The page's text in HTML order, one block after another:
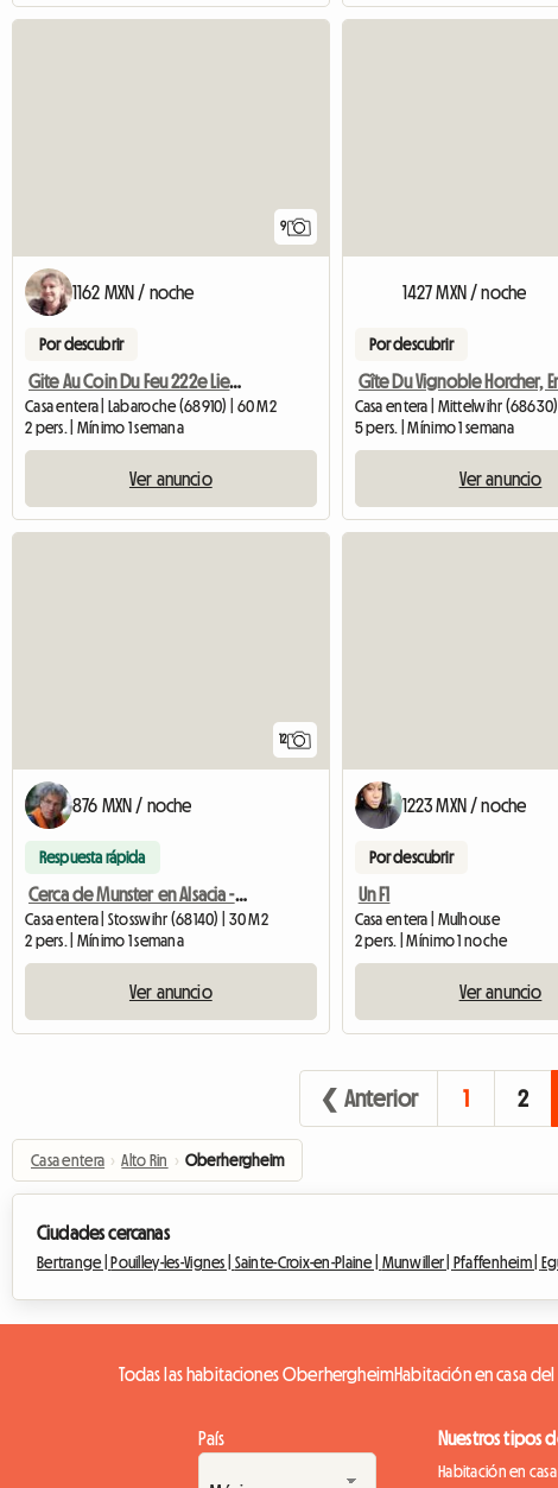
9
1162 MXN / noche
Por descubrir
Gite Au Coin Du Feu 222e Lieu -dit Made 68910 Labaroche
Casa entera | Labaroche (68910) | 60 M2
2 pers. | Mínimo 1 semana
Ver anuncio
1427 MXN / noche
Por descubrir
Casa entera | Mittelwihr (68630)
5 pers. | Mínimo 1 semana
Ver anuncio
12
876 MXN / noche
Respuesta rápida
Cerca de Munster en Alsacia - 2 personas
Casa entera | Stosswihr (68140) | 30 M2
2 pers. | Mínimo 1 semana
Ver anuncio
1223 MXN / noche
Por descubrir
Un F1
Casa entera | Mulhouse
2 pers. | Mínimo 1 noche
Ver anuncio
❮ Anterior 1 2
Casa entera › Alto Rin › Oberhergheim
Ciudades cercanas
Bertrange | Pouilley-les-Vignes | Sainte-Croix-en-Plaine | Munwiller | Pfaffenheim |
Todas las habitaciones OberhergheimHabitación en casa
País Nuestros tipos
Habitación en